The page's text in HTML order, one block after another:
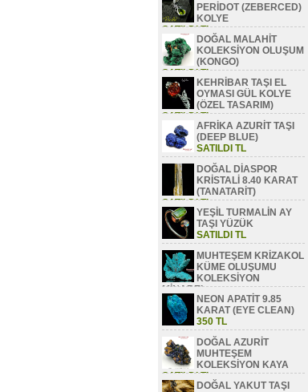
PERİDOT (ZEBERCED)
KOLYE
SATILDI TL
DOĞAL MALAHİT
KOLEKSİYON OLUŞUM
(KONGO)
SATILDI TL
KEHRİBAR TAŞI EL
OYMASI GÜL KOLYE
(ÖZEL TASARIM)
SATILDI TL
AFRİKA AZURİT TAŞI
(DEEP BLUE)
SATILDI TL
DOĞAL DİASPOR
KRİSTALİ 8.40 KARAT
(TANATARİT)
SATILDI TL
YEŞİL TURMALİN AY
TAŞI YÜZÜK
SATILDI TL
MUHTEŞEM KRİZAKOL
KÜME OLUŞUMU
KOLEKSİYON
MİNAREL
SATILDI TLNEON APATİT 9.85
KARAT (EYE CLEAN)
350 TL
DOĞAL AZURİT
MUHTEŞEM
KOLEKSİYON KAYA
SATILDI TL
DOĞAL YAKUT TAŞI